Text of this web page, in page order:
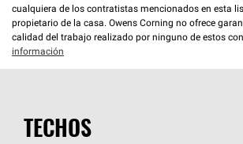
cualquiera de los contratistas mencionados en esta
propietario de la casa. Owens Corning no ofrece
calidad del trabajo realizado por ninguno de estos
información
TECHOS